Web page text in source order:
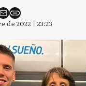
de 2022 | 23:23